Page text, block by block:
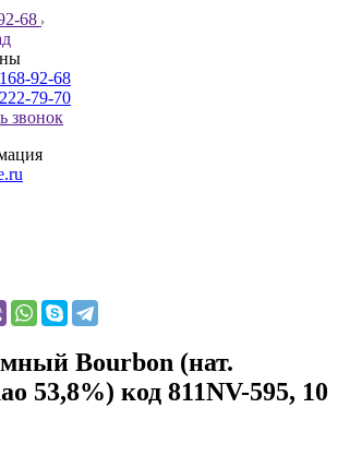
68
92-68
79-70
звонок
Bourbon (нат.
53,8%) код 811NV-595, 10